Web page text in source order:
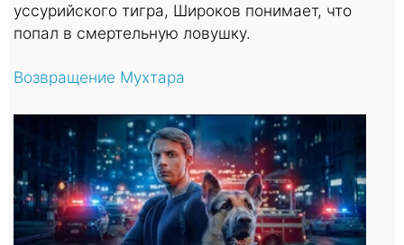
уссурийского тигра, Широков понимает, что
попал в смертельную ловушку.
Возвращение Мухтара